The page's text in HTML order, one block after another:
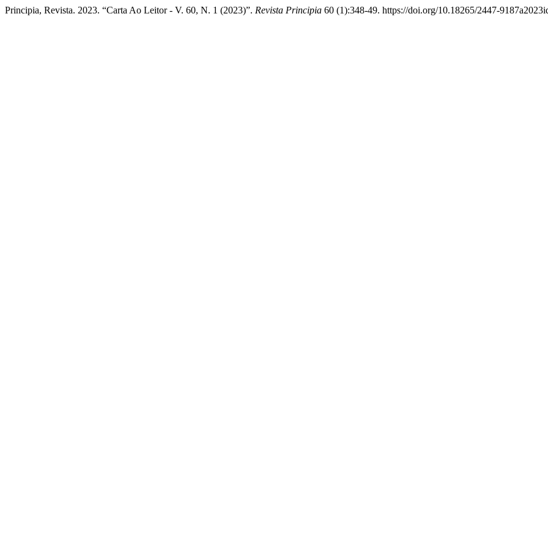
Principia, Revista. 2023. “Carta Ao Leitor - V. 60, N. 1 (2023)”. Revista Principia 60 (1):348-49. https://doi.org/10.18265/2447-